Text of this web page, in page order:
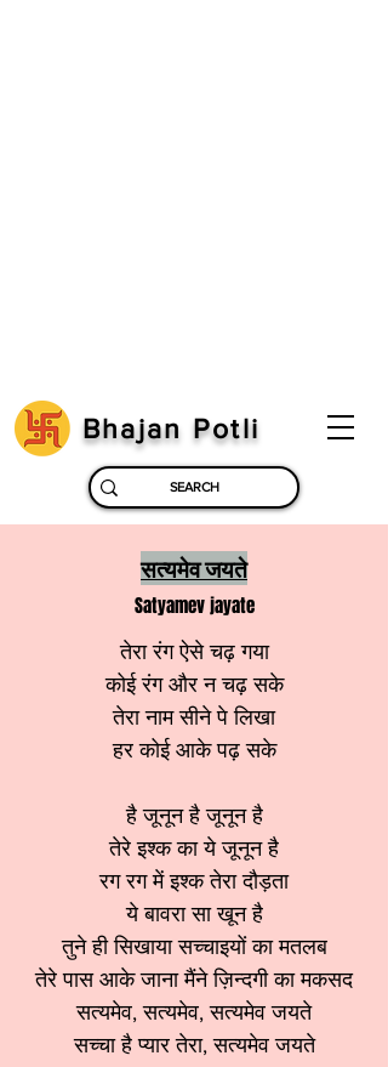
Bhajan Potli
सत्यमेव जयते
Satyamev jayate
तेरा रंग ऐसे चढ़ गया
कोई रंग और न चढ़ सके
तेरा नाम सीने पे लिखा
हर कोई आके पढ़ सके
है जूनून है जूनून है
तेरे इश्क का ये जूनून है
रग रग में इश्क तेरा दौड़ता
ये बावरा सा खून है
तुने ही सिखाया सच्चाइयों का मतलब
तेरे पास आके जाना मैंने ज़िन्दगी का मकसद
सत्यमेव, सत्यमेव, सत्यमेव जयते
सच्चा है प्यार तेरा, सत्यमेव जयते